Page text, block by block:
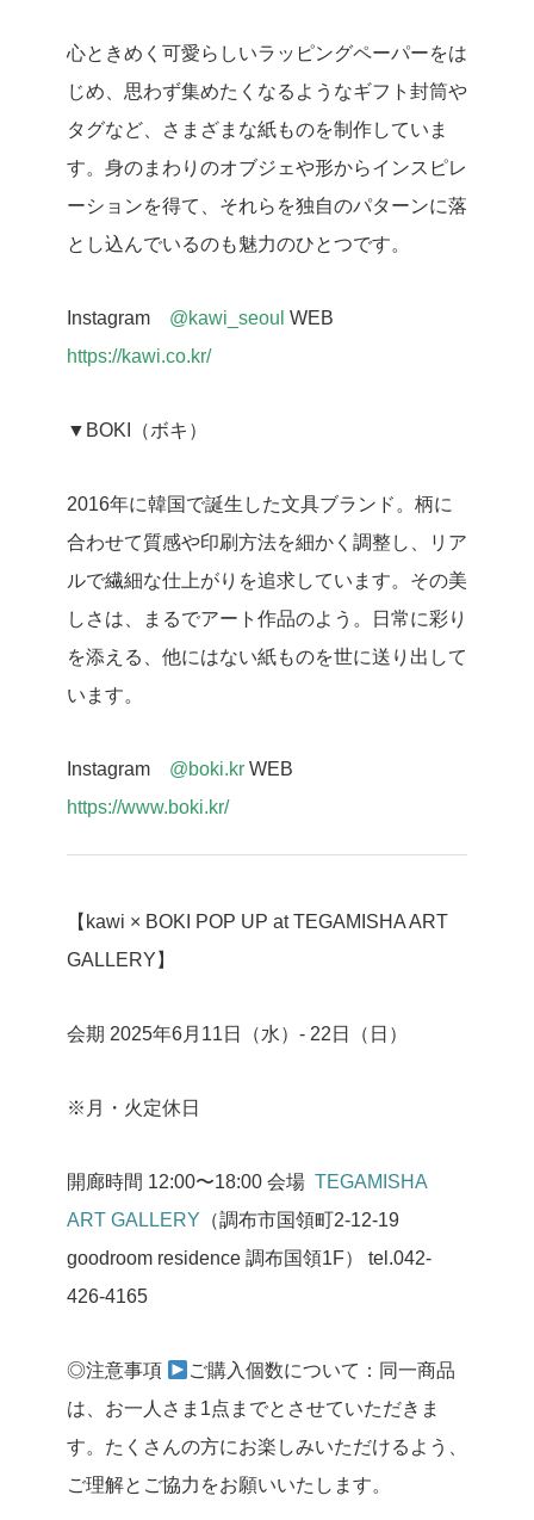
心ときめく可愛らしいラッピングペーパーをは
じめ、思わず集めたくなるようなギフト封筒や
タグなど、さまざまな紙ものを制作していま
す。身のまわりのオブジェや形からインスピレ
ーションを得て、それらを独自のパターンに落
とし込んでいるのも魅力のひとつです。
Instagram @kawi_seoul WEB
https://kawi.co.kr/
▼BOKI（ボキ）
2016年に韓国で誕生した文具ブランド。柄に
合わせて質感や印刷方法を細かく調整し、リア
ルで繊細な仕上がりを追求しています。その美
しさは、まるでアート作品のよう。日常に彩り
を添える、他にはない紙ものを世に送り出して
います。
Instagram @boki.kr WEB
https://www.boki.kr/
【kawi × BOKI POP UP at TEGAMISHA ART
GALLERY】
会期 2025年6月11日（水）- 22日（日）
※月・火定休日
開廊時間 12:00〜18:00 会場 TEGAMISHA
ART GALLERY （調布市国領町2-12-19
goodroom residence 調布国領1F）
tel.042-
426-4165
◎注意事項
ご購入個数について：同一商品
は、お一人さま1点までとさせていただきま
す。たくさんの方にお楽しみいただけるよう、
ご理解とご協力をお願いいたします。